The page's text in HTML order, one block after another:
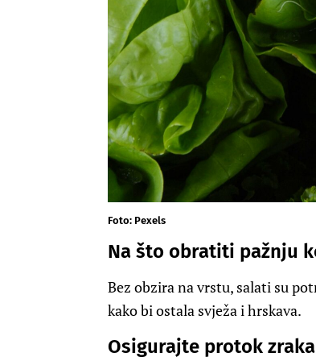
Foto: Pexels
Na što obratiti pažnju
Bez obzira na vrstu, salati su
kako bi ostala svježa i hrskava.
Osigurajte protok zraka